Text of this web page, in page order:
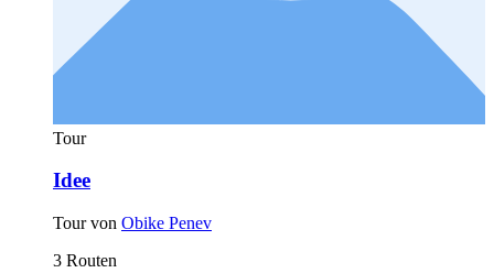
Tour
Idee
Tour von Obike Penev
3 Routen